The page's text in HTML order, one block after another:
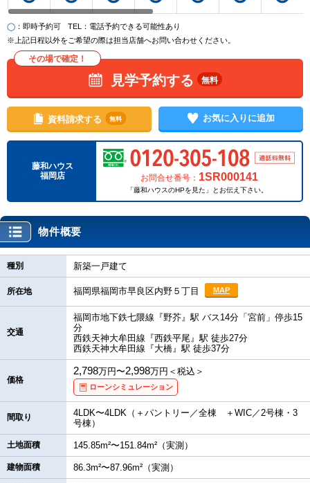
◯ ：即時予約可 TEL
：電話予約できる可能性あり
※上記日程以外をご希望の際は担当店舗へお問い合わせください。
その場で確定！
見学予約する 無料
資料請求する 無料 お気に入りに追加
藤和ハウス
福岡店
お問合せ番号： 1SR000141
「藤和ハウスのHPを見た」とお伝え下さい。
物件概要
種別 新築一戸建て
所在地 福岡県福岡市早良区内野５丁目 MAP
交通
福岡市地下鉄七隈線『野芥』駅 バス14分「宮前」停歩15
分
西鉄天神大牟田線『西鉄平尾』駅 徒歩27分
西鉄天神大牟田線『大橋』駅 徒歩37分
価格
2,798万円〜2,998万円＜税込＞
ローンシミュレーション
間取り
4LDK〜4LDK（＋パントリー／全棟 ＋WIC／2号棟・3
号棟）
土地面積 145.85m²〜151.84m²（実測）
建物面積 86.3m²〜87.96m²（実測）